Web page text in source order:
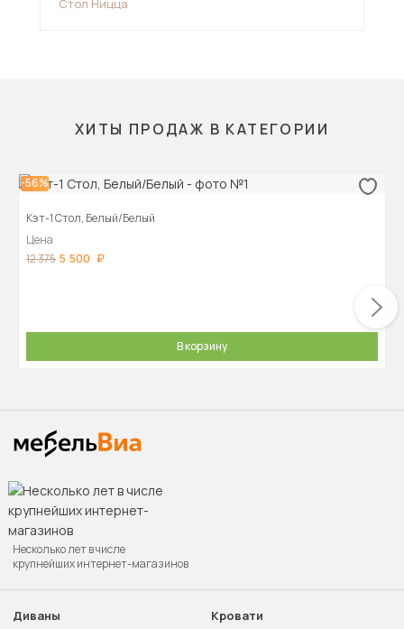
Стол Ницца
ХИТЫ ПРОДАЖ В КАТЕГОРИИ
-56%
Кэт-1 Стол, Белый/Белый
Цена
12 375 5 500
В корзину
Несколько лет в числе
крупнейших интернет-магазинов
Диваны
Кровати